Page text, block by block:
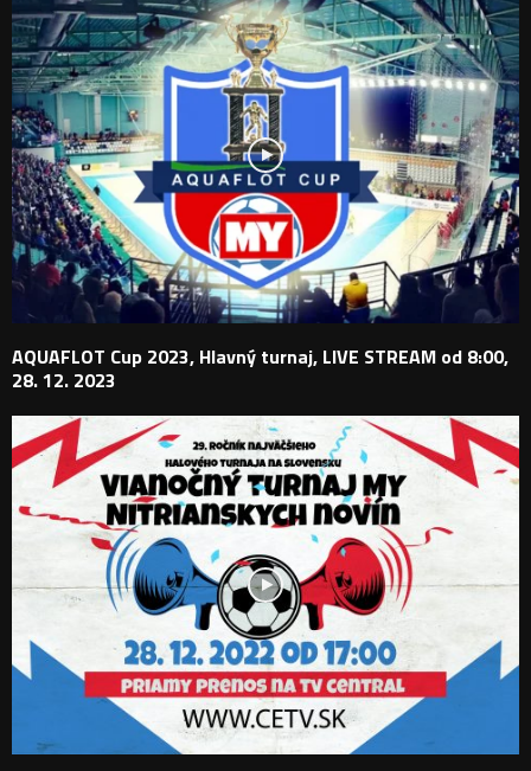
AQUAFLOT Cup 2023, Hlavný turnaj, LIVE STREAM od 8:00,
28. 12. 2023